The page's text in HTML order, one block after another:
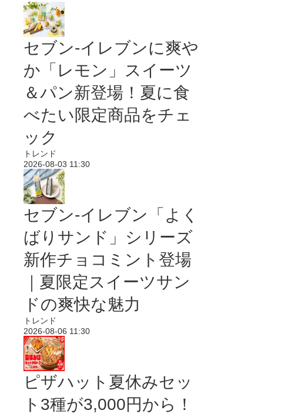
セブン‐イレブンに爽や
か「レモン」スイーツ
＆パン新登場！夏に食
べたい限定商品をチェ
ック
トレンド
2026-08-03 11:30
セブン‐イレブン「よく
ばりサンド」シリーズ
新作チョコミント登場
｜夏限定スイーツサン
ドの爽快な魅力
トレンド
2026-08-06 11:30
ピザハット夏休みセッ
ト3種が3,000円から！